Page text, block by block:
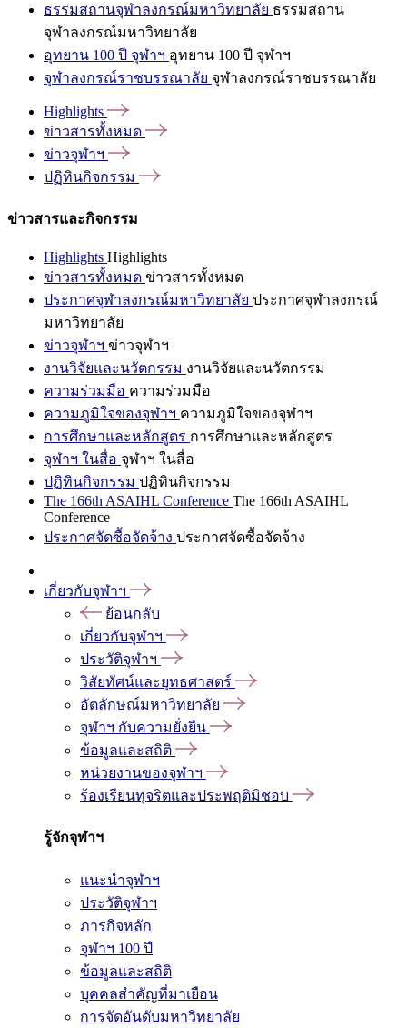
ธรรมสถานจุฬาลงกรณ์มหาวิทยาลัย ธรรมสถาน
จุฬาลงกรณ์มหาวิทยาลัย
อุทยาน 100 ปี จุฬาฯ อุทยาน 100 ปี จุฬาฯ
จุฬาลงกรณ์ราชบรรณาลัย จุฬาลงกรณ์ราชบรรณาลัย
Highlights
ข่าวสารทั้งหมด
ข่าวจุฬาฯ
ปฏิทินกิจกรรม
ข่าวสารและกิจกรรม
Highlights Highlights
ข่าวสารทั้งหมด ข่าวสารทั้งหมด
ประกาศจุฬาลงกรณ์มหาวิทยาลัย ประกาศจุฬาลงกรณ์
มหาวิทยาลัย
ข่าวจุฬาฯ ข่าวจุฬาฯ
งานวิจัยและนวัตกรรม งานวิจัยและนวัตกรรม
ความร่วมมือ ความร่วมมือ
ความภูมิใจของจุฬาฯ ความภูมิใจของจุฬาฯ
การศึกษาและหลักสูตร การศึกษาและหลักสูตร
จุฬาฯ ในสื่อ จุฬาฯ ในสื่อ
ปฏิทินกิจกรรม ปฏิทินกิจกรรม
The 166th ASAIHL Conference The 166th ASAIHL
Conference
ประกาศจัดซื้อจัดจ้าง ประกาศจัดซื้อจัดจ้าง
เกี่ยวกับจุฬาฯ
ย้อนกลับ
เกี่ยวกับจุฬาฯ
ประวัติจุฬาฯ
วิสัยทัศน์และยุทธศาสตร์
อัตลักษณ์มหาวิทยาลัย
จุฬาฯ กับความยั่งยืน
ข้อมูลและสถิติ
หน่วยงานของจุฬาฯ
ร้องเรียนทุจริตและประพฤติมิชอบ
รู้จักจุฬาฯ
แนะนำจุฬาฯ
ประวัติจุฬาฯ
ภารกิจหลัก
จุฬาฯ 100 ปี
ข้อมูลและสถิติ
บุคคลสำคัญที่มาเยือน
การจัดอันดับมหาวิทยาลัย